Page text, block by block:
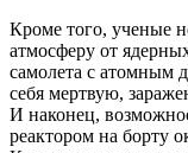
Кроме того, ученые
атмосферу от
самолета с атомным
себя мертвую,
И наконец,
реактором на борту